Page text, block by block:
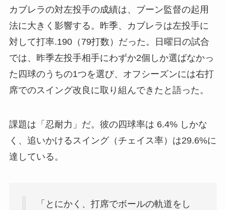
カブレラの対左投手の成績は、ブーン監督の起用
法に大きく影響する。昨季、カブレラは左投手に
対して打率.190（79打数）だった。日曜日の試合
では、昨季左投手相手にわずか2個しか選ばなかっ
た四球のうちの1つを選び、オフシーズンには右打
席でのスイング改良に取り組んできたと語った。
課題は「忍耐力」だ。彼の四球率は 6.4% しかな
く、追いかけるスイング（チェイス率）は29.6%に
達している。
「とにかく、打席でボールの軌道をし